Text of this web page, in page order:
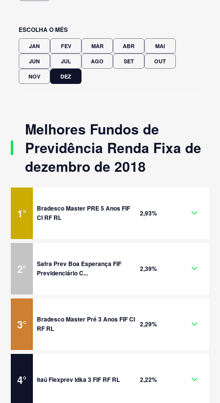
ESCOLHA O MÊS
JAN FEV MAR ABR MAI
JUN JUL AGO SET OUT
NOV DEZ
Melhores Fundos de
Previdência Renda Fixa de
dezembro de 2018
1°
Bradesco Master PRE 5 Anos FIF
CI RF RL
2,93%
2°
Safra Prev Boa Esperança FIF
Previdenciário C...
2,39%
3°
Bradesco Master Pré 3 Anos FIF CI
RF RL
2,29%
4° Itaú Flexprev Idka 3 FIF RF RL 2,22%